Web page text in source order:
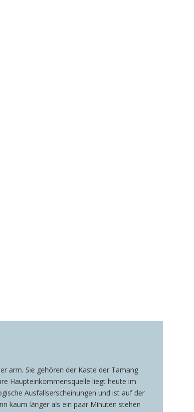
arm. Sie gehören der Kaste der Tamang
Haupteinkommensquelle liegt heute im
Ausfallserscheinungen und ist auf der
kaum länger als ein paar Minuten stehen